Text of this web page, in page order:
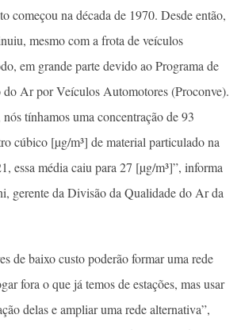
começou na década de 1970. Desde então,
mesmo com a frota de veículos
em grande parte devido ao Programa de
Ar por Veículos Automotores (Proconve).
tínhamos uma concentração de 93
cúbico [µg/m³] de material particulado na
essa média caiu para 27 [µg/m³]”, informa
gerente da Divisão da Qualidade do Ar da
de baixo custo poderão formar uma rede
fora o que já temos de estações, mas usar
delas e ampliar uma rede alternativa”,